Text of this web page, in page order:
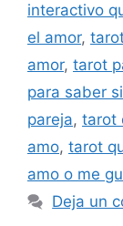
interactivo
el amor,
amor, tarot
para saber
pareja, tarot
amo, tarot
amo o me
Deja un